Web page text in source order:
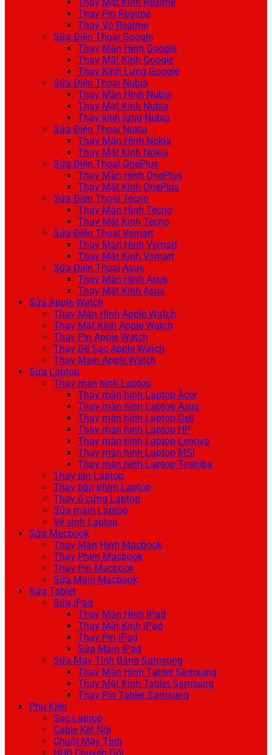
Thay Pin Realme
Thay Vỏ Realme
Sửa Điện Thoại Google
Thay Màn Hình Google
Thay Mặt Kính Google
Thay Kính Lưng Google
Sửa Điện Thoại Nubia
Thay Màn Hình Nubia
Thay Mặt Kính Nubia
Thay kính lưng Nubia
Sửa Điện Thoại Nokia
Thay Màn Hình Nokia
Thay Mặt Kính Nokia
Sửa Điện Thoại OnePlus
Thay Màn Hình OnePlus
Thay Mặt Kính OnePlus
Sửa Điện Thoại Tecno
Thay Màn Hình Tecno
Thay Mặt Kính Tecno
Sửa Điện Thoại Vsmart
Thay Màn Hình Vsmart
Thay Mặt Kính Vsmart
Sửa Điện Thoại Asus
Thay Màn Hình Asus
Thay Mặt Kính Asus
Sửa Apple Watch
Thay Màn Hình Apple Watch
Thay Mặt Kính Apple Watch
Thay Pin Apple Watch
Thay Đế Sạc Apple Watch
Thay Main Apple Watch
Sửa Laptop
Thay màn hình Laptop
Thay màn hình Laptop Acer
Thay màn hình Laptop Asus
Thay màn hình Laptop Dell
Thay màn hình Laptop HP
Thay màn hình Laptop Lenovo
Thay màn hình Laptop MSI
Thay màn hình Laptop Toshiba
Thay pin Laptop
Thay bàn phím Laptop
Thay ổ cứng Laptop
Sửa main Laptop
Vệ sinh Laptop
Sửa Macbook
Thay Màn Hình Macbook
Thay Phím Macbook
Thay Pin Macbook
Sửa Main Macbook
Sửa Tablet
Sửa iPad
Thay Màn Hình iPad
Thay Mặt Kính iPad
Thay Pin iPad
Sửa Main iPad
Sửa Máy Tính Bảng Samsung
Thay Màn Hình Tablet Samsung
Thay Mặt Kính Tablet Samsung
Thay Pin Tablet Samsung
Phụ Kiện
Sạc Laptop
Cable Kết Nối
Chuột Máy Tính